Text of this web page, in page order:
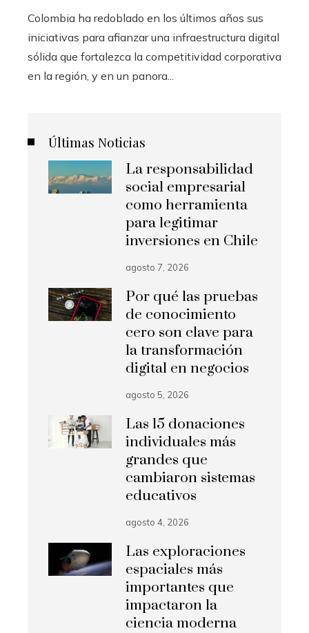
Colombia ha redoblado en los últimos años sus
iniciativas para afianzar una infraestructura digital
sólida que fortalezca la competitividad corporativa
en la región, y en un panora...
Últimas Noticias
La responsabilidad
social empresarial
como herramienta
para legitimar
inversiones en Chile
agosto 7, 2026
Por qué las pruebas
de conocimiento
cero son clave para
la transformación
digital en negocios
agosto 5, 2026
Las 15 donaciones
individuales más
grandes que
cambiaron sistemas
educativos
agosto 4, 2026
Las exploraciones
espaciales más
importantes que
impactaron la
ciencia moderna